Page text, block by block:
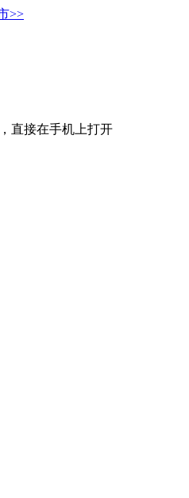
>>
直接在手机上打开